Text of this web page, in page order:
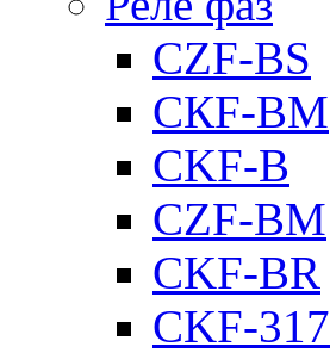
CZF-BS
CКF-BM
CKF-B
CZF-BM
CKF-BR
CKF-317